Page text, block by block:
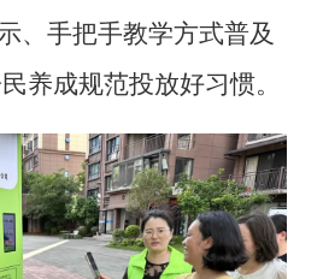
、手把手教学方式普及
养成规范投放好习惯。